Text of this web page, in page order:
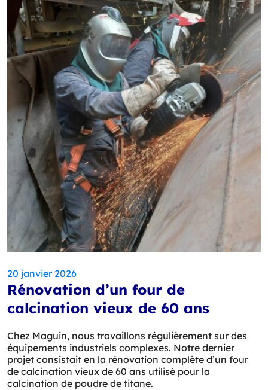
20 janvier 2026
Rénovation d’un four de
calcination vieux de 60 ans
Chez Maguin, nous travaillons régulièrement sur des
équipements industriels complexes. Notre dernier
projet consistait en la rénovation complète d’un four
de calcination vieux de 60 ans utilisé pour la
calcination de poudre de titane.